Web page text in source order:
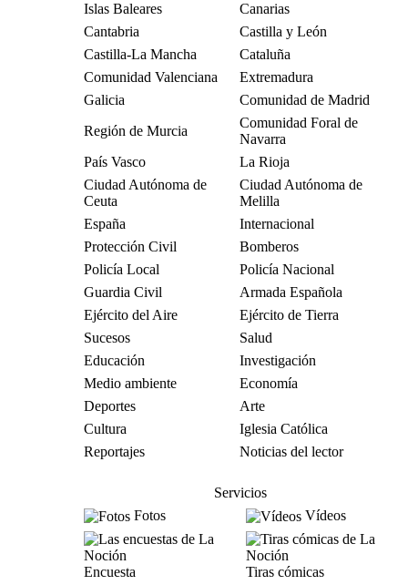
Islas Baleares
Canarias
Cantabria
Castilla y León
Castilla-La Mancha
Cataluña
Comunidad Valenciana
Extremadura
Galicia
Comunidad de Madrid
Región de Murcia
Comunidad Foral de
Navarra
País Vasco
La Rioja
Ciudad Autónoma de
Ceuta
Ciudad Autónoma de
Melilla
España
Internacional
Protección Civil
Bomberos
Policía Local
Policía Nacional
Guardia Civil
Armada Española
Ejército del Aire
Ejército de Tierra
Sucesos
Salud
Educación
Investigación
Medio ambiente
Economía
Deportes
Arte
Cultura
Iglesia Católica
Reportajes
Noticias del lector
Servicios
Fotos
Vídeos
Encuesta Tiras cómicas